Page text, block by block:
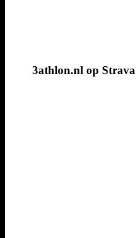
3athlon.nl op Strava